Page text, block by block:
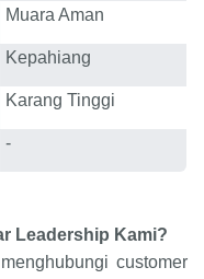
Muara Aman
Kepahiang
Karang Tinggi
-
Leadership Kami?
customer